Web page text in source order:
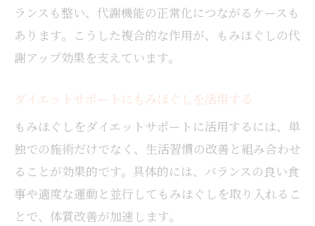
ランスも整い、代謝機能の正常化につながるケースも
あります。こうした複合的な作用が、もみほぐしの代
謝アップ効果を支えています。
ダイエットサポートにもみほぐしを活用する
もみほぐしをダイエットサポートに活用するには、単
独での施術だけでなく、生活習慣の改善と組み合わせ
ることが効果的です。具体的には、バランスの良い食
事や適度な運動と並行してもみほぐしを取り入れるこ
とで、体質改善が加速します。